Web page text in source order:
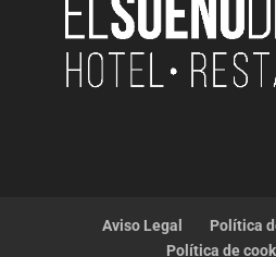
Aviso Legal
Política
Política de